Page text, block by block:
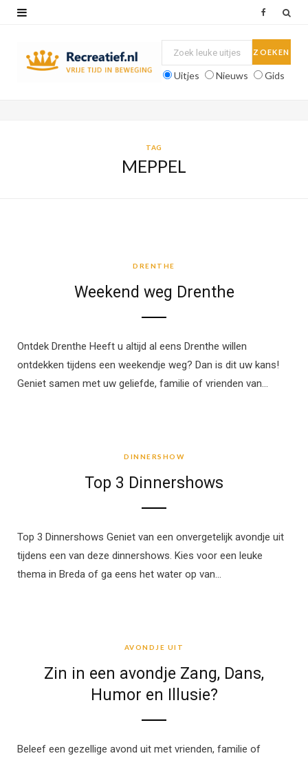
Uitjes Nieuws Gids
TAG
MEPPEL
DRENTHE
Weekend weg Drenthe
Ontdek Drenthe Heeft u altijd al eens Drenthe willen
ontdekken tijdens een weekendje weg? Dan is dit uw kans!
Geniet samen met uw geliefde, familie of vrienden van…
DINNERSHOW
Top 3 Dinnershows
Top 3 Dinnershows Geniet van een onvergetelijk avondje uit
tijdens een van deze dinnershows. Kies voor een leuke
thema in Breda of ga eens het water op van…
AVONDJE UIT
Zin in een avondje Zang, Dans,
Humor en Illusie?
Beleef een gezellige avond uit met vrienden, familie of